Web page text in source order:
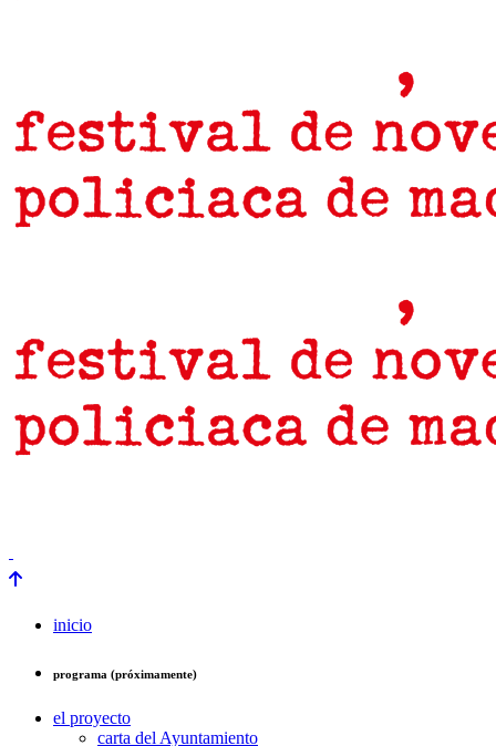
inicio
programa (próximamente)
el proyecto
carta del Ayuntamiento